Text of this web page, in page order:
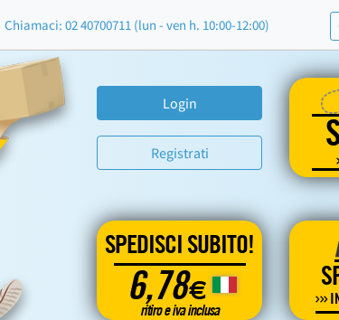
Chiamaci: 02 40700711 (lun - ven h. 10:00-12:00)
Login
Registrati
SPEDISCI SUBITO!
6,78€
ritiro e iva inclusa